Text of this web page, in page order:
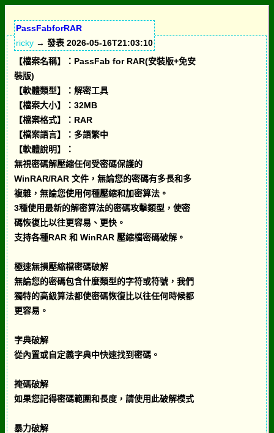
PassFabforRAR
ricky→ 發表 2026-05-16T21:03:10
【檔案名稱】：PassFab for RAR(安裝版+免安
裝版)
【軟體類型】：解密工具
【檔案大小】：32MB
【檔案格式】：RAR
【檔案語言】：多語繁中
【軟體說明】：
無視密碼解壓縮任何受密碼保護的
WinRAR/RAR 文件，無論您的密碼有多長和多
複雜，無論您使用何種壓縮和加密算法。
3種使用最新的解密算法的密碼攻擊類型，使密
碼恢復比以往更容易、更快。
支持各種RAR 和 WinRAR 壓縮檔密碼破解。
極速無損壓縮檔密碼破解
無論您的密碼包含什麼類型的字符或符號，我們
獨特的高級算法都使密碼恢復比以往任何時候都
更容易。
字典破解
從內置或自定義字典中快速找到密碼。
掩碼破解
如果您記得密碼範圍和長度，請使用此破解模式
暴力破解